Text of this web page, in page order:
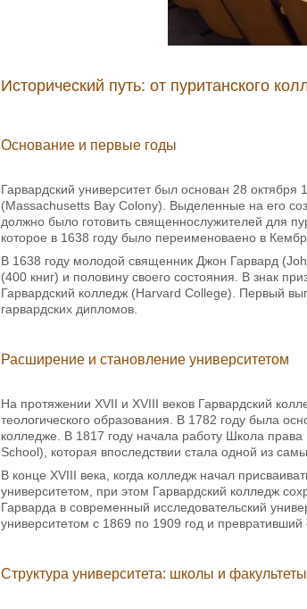
Исторический путь: от пуританского
Основание и первые годы
Гарвардский университет был основан 28
(Massachusetts Bay Colony). Выделенные на его
должно было готовить священнослужителей для
которое в 1638 году было переименоваено в
В 1638 году молодой священник Джон Гарвард
(400 книг) и половину своего состояния. В знак
Гарвардский колледж (Harvard College). Первый
гарвардских дипломов.
Расширение и становление университетом
На протяжении XVII и XVIII веков Гарвардский
теологического образования. В 1782 году была
колледже. В 1817 году начала работу Школа
School), которая впоследствии стала одной из
В конце XVIII века, когда колледж начал
университетом, при этом Гарвардский колледж
Гарварда в современный исследовательский
университетом с 1869 по 1909 год и
Структура университета: школы и факультеты